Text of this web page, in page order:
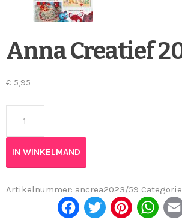
Anna Creatief
€ 5,95
IN WINKELMAND
Artikelnummer: ancrea2023/59
Fac
Twi
Pint
Wh